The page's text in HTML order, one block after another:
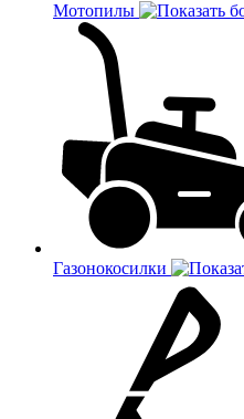
Мотопилы
Газонокосилки